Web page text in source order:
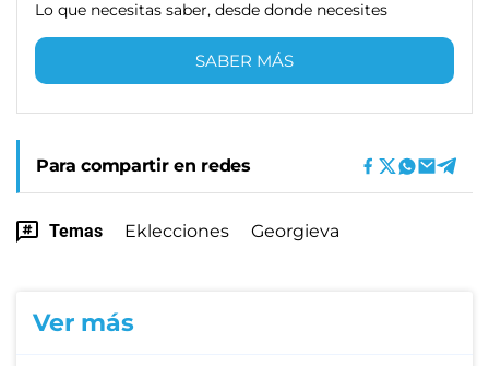
Lo que necesitas saber, desde donde necesites
SABER MÁS
Para compartir en redes
Temas Eklecciones Georgieva
Ver más